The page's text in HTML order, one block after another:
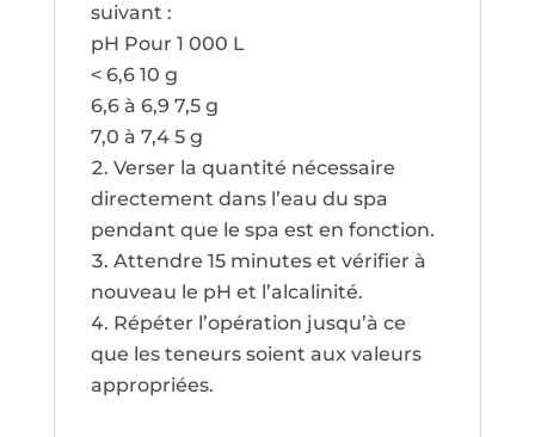
suivant :
pH Pour 1 000 L
˂ 6,6 10 g
6,6 à 6,9 7,5 g
7,0 à 7,4 5 g
Verser la quantité nécessaire
directement dans l’eau du spa
pendant que le spa est en fonction.
Attendre 15 minutes et vérifier à
nouveau le pH et l’alcalinité.
Répéter l’opération jusqu’à ce
que les teneurs soient aux valeurs
appropriées.